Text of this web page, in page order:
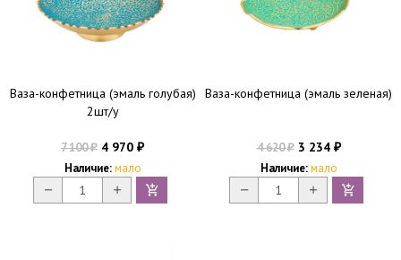
Ваза-конфетница (эмаль голубая)
2шт/у
7 100₽ 4 970 ₽
Наличие: мало
Ваза-конфетница (эмаль зеленая)
4 620₽3 234 ₽
Наличие: мало